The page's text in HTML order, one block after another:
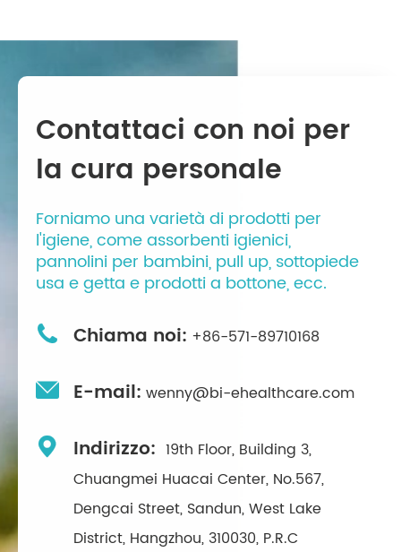
Contattaci con noi per
la cura personale
Forniamo una varietà di prodotti per
l'igiene, come assorbenti igienici,
pannolini per bambini, pull up, sottopiede
usa e getta e prodotti a bottone, ecc.
 Chiama noi: +86-571-89710168
 E-mail: wenny@bi-ehealthcare.com
 Indirizzo: 19th Floor, Building 3,
Chuangmei Huacai Center, No.567,
Dengcai Street, Sandun, West Lake
District, Hangzhou, 310030, P.R.C